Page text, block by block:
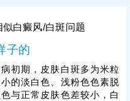
似白癜风/白斑问题
子的
初期，皮肤白斑多为米粒
的淡白色、浅粉色色素脱
与正常皮肤色差较小，白